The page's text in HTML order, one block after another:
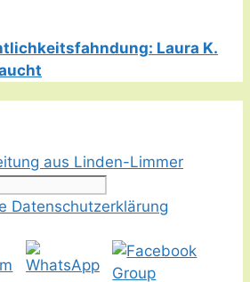
Laura K.
aus Linden-Limmer
Datenschutzerklärung